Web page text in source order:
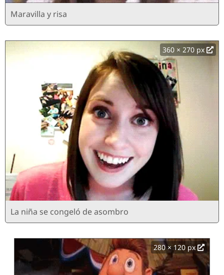
Maravilla y risa
360 × 270 px
La niña se congeló de asombro
280 × 120 px